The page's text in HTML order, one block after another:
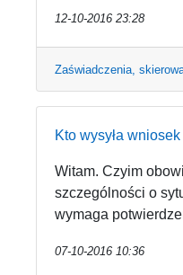
12-10-2016 23:28
Zaświadczenia,
Kto wysyła
Witam. Czyim
szczególności o
wymaga
07-10-2016 10:36